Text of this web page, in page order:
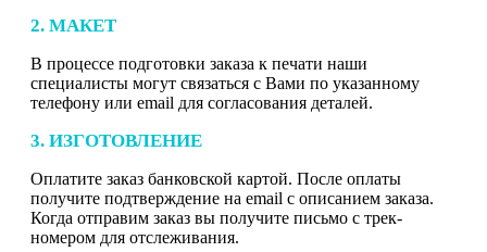
2. МАКЕТ
В процессе подготовки заказа к печати наши
специалисты могут связаться с Вами по указанному
телефону или email для согласования деталей.
3. ИЗГОТОВЛЕНИЕ
Оплатите заказ банковской картой. После оплаты
получите подтверждение на email с описанием заказа.
Когда отправим заказ вы получите письмо с трек-
номером для отслеживания.